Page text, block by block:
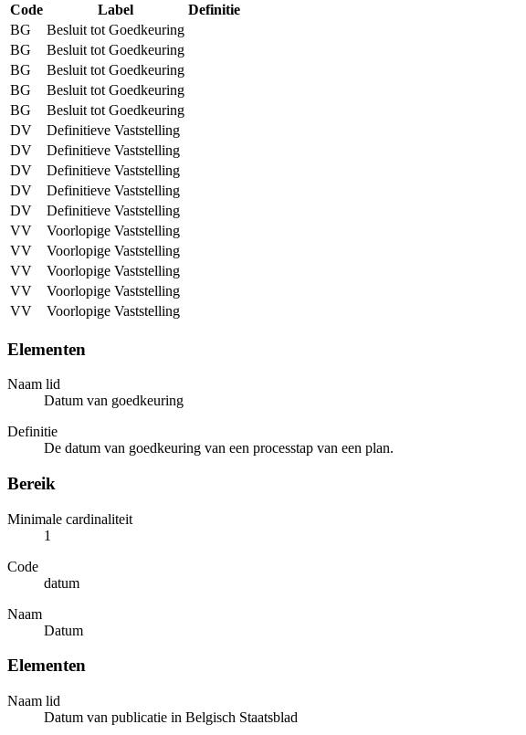
Code
Label
Definitie
BG
Besluit tot Goedkeuring
BG
Besluit tot Goedkeuring
BG
Besluit tot Goedkeuring
BG
Besluit tot Goedkeuring
BG
Besluit tot Goedkeuring
DV
Definitieve Vaststelling
DV
Definitieve Vaststelling
DV
Definitieve Vaststelling
DV
Definitieve Vaststelling
DV
Definitieve Vaststelling
VV
Voorlopige Vaststelling
VV
Voorlopige Vaststelling
VV
Voorlopige Vaststelling
VV
Voorlopige Vaststelling
VV
Voorlopige Vaststelling
Elementen
Naam lid
Datum van goedkeuring
Definitie
De datum van goedkeuring van een processtap van een plan.
Bereik
Minimale cardinaliteit
1
Code
datum
Naam
Datum
Elementen
Naam lid
Datum van publicatie in Belgisch Staatsblad